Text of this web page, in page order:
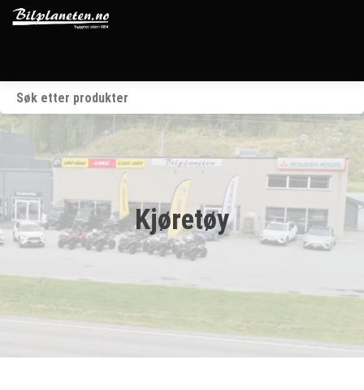
Kjøretøy
Våre merker
Kontakt
Kjøretøy